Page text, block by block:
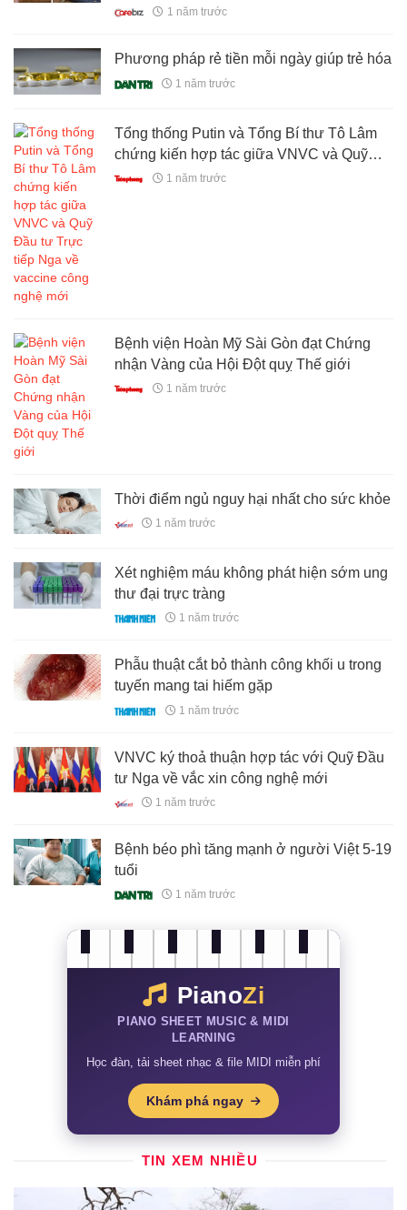
quý giá xuất hiện trong nhà tôi mới hiểu lý
1 năm trước
Phương pháp rẻ tiền mỗi ngày giúp trẻ hóa
1 năm trước
Tổng thống Putin và Tổng Bí thư Tô Lâm
chứng kiến hợp tác giữa VNVC và Quỹ
Đầu tư Trực tiếp Nga về vaccine công
1 năm trước
Bệnh viện Hoàn Mỹ Sài Gòn đạt Chứng
nhận Vàng của Hội Đột quỵ Thế giới
1 năm trước
Thời điểm ngủ nguy hại nhất cho sức khỏe
1 năm trước
Xét nghiệm máu không phát hiện sớm ung
thư đại trực tràng
1 năm trước
Phẫu thuật cắt bỏ thành công khối u trong
tuyến mang tai hiếm gặp
1 năm trước
VNVC ký thoả thuận hợp tác với Quỹ Đầu
tư Nga về vắc xin công nghệ mới
1 năm trước
Bệnh béo phì tăng mạnh ở người Việt 5-19
tuổi
1 năm trước
PianoZi
PIANO SHEET MUSIC & MIDI
LEARNING
Học đàn, tải sheet nhạc & file MIDI miễn phí
Khám phá ngay
TIN XEM NHIỀU